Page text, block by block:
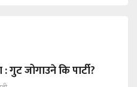
: गुट जोगाउने कि पार्टी?